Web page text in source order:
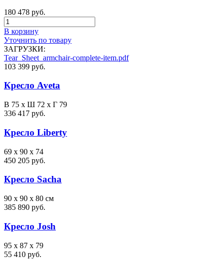
180 478 руб.
В корзину
Уточнить по товару
ЗАГРУЗКИ:
Tear_Sheet_armchair-complete-item.pdf
103 399 руб.
Кресло Aveta
В 75 х Ш 72 х Г 79
336 417 руб.
Кресло Liberty
69 x 90 x 74
450 205 руб.
Кресло Sacha
90 x 90 x 80 см
385 890 руб.
Кресло Josh
95 x 87 x 79
55 410 руб.